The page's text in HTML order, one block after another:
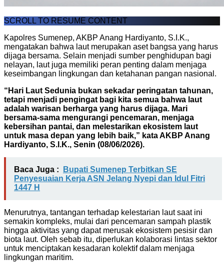
SCROLL TO RESUME CONTENT
Kapolres Sumenep, AKBP Anang Hardiyanto, S.I.K.,
mengatakan bahwa laut merupakan aset bangsa yang harus
dijaga bersama. Selain menjadi sumber penghidupan bagi
nelayan, laut juga memiliki peran penting dalam menjaga
keseimbangan lingkungan dan ketahanan pangan nasional.
“Hari Laut Sedunia bukan sekadar peringatan tahunan,
tetapi menjadi pengingat bagi kita semua bahwa laut
adalah warisan berharga yang harus dijaga. Mari
bersama-sama mengurangi pencemaran, menjaga
kebersihan pantai, dan melestarikan ekosistem laut
untuk masa depan yang lebih baik,” kata AKBP Anang
Hardiyanto, S.I.K., Senin (08/06/2026).
Baca Juga :
Bupati Sumenep Terbitkan SE
Penyesuaian Kerja ASN Jelang Nyepi dan Idul Fitri
1447 H
Menurutnya, tantangan terhadap kelestarian laut saat ini
semakin kompleks, mulai dari pencemaran sampah plastik
hingga aktivitas yang dapat merusak ekosistem pesisir dan
biota laut. Oleh sebab itu, diperlukan kolaborasi lintas sektor
untuk menciptakan kesadaran kolektif dalam menjaga
lingkungan maritim.